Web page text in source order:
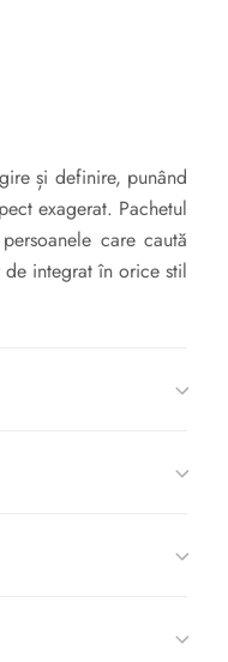
și definire, punând
exagerat. Pachetul
care caută
de integrat în orice stil